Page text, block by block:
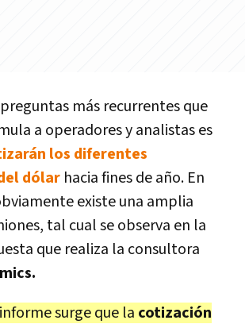
más recurrentes que
a operadores y analistas es
los diferentes
dólar hacia fines de año. En
existe una amplia
tal cual se observa en la
que realiza la consultora
surge que la cotización